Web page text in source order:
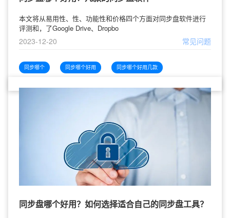
本文将从易用性、性、功能性和价格四个方面对同步盘软件进行
评测和，了Google Drive、Dropbo
2023-12-20 常见问题
同步哪个 同步哪个好用 同步哪个好用几款
同步盘哪个好用？如何选择适合自己的同步盘工具？